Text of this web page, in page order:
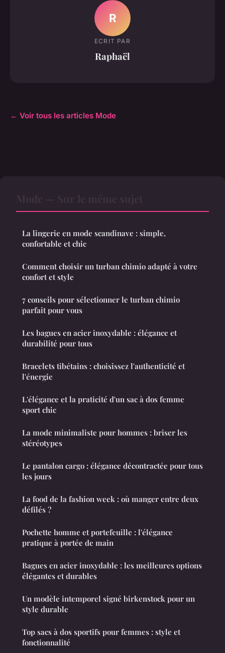
R
ECRIT PAR
Raphaël
← Voir tous les articles Mode
La lingerie en mode scandinave : simple,
confortable et chic
Comment choisir un turban chimio adapté à votre
confort et style
7 conseils pour sélectionner le turban chimio
parfait pour vous
Les bagues en acier inoxydable : élégance et
durabilité pour tous
Bracelets tibétains : choisissez l'authenticité et
l'énergie
L'élégance et la praticité d'un sac à dos femme
sport chic
La mode minimaliste pour hommes : briser les
stéréotypes
Le pantalon cargo : élégance décontractée pour tous
les jours
La food de la fashion week : où manger entre deux
défilés ?
Pochette homme et portefeuille : l'élégance
pratique à portée de main
Bagues en acier inoxydable : les meilleures options
élégantes et durables
Un modèle intemporel signé birkenstock pour un
style durable
Top sacs à dos sportifs pour femmes : style et
fonctionnalité